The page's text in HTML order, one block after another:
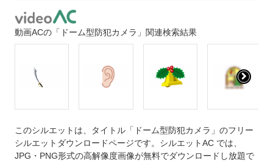
動画ACの「ドーム型防犯カメラ」関連検索結果
このシルエットは、タイトル「ドーム型防犯カメラ」のフリー
シルエットダウンロードページです。シルエットAC では、
JPG・PNG形式の高解像度画像が無料でダウンロードし放題で